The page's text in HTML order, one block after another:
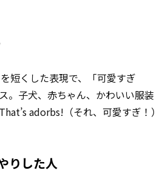
短くした表現で、「可愛すぎ
。子犬、赤ちゃん、かわいい服装
adorbs!（それ、可愛すぎ！）
りした人